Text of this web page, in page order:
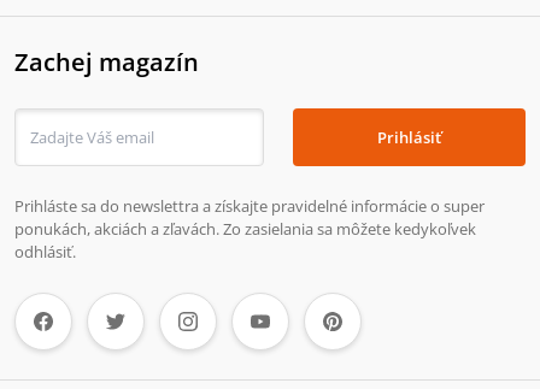
Zachej magazín
Prihlásiť
Prihláste sa do newslettra a získajte pravidelné informácie o super
ponukách, akciách a zľavách. Zo zasielania sa môžete kedykoľvek
odhlásiť.